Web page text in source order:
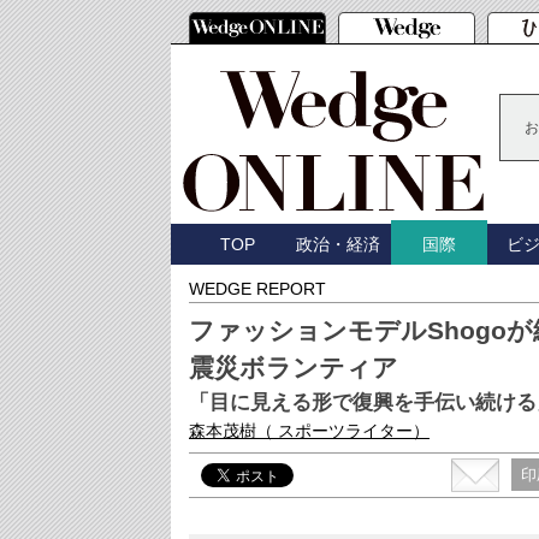
TOP 政治・経済 国際 ビ
WEDGE REPORT
ファッションモデルShogoが
震災ボランティア
「目に見える形で復興を手伝い続け
森本茂樹 （ スポーツライター）